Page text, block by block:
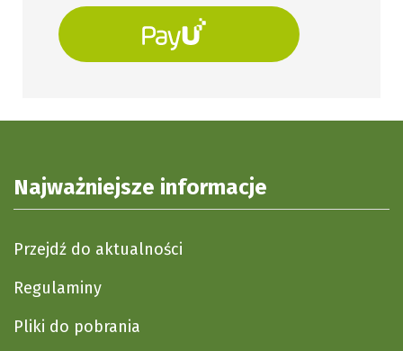
Najważniejsze informacje
Przejdź do aktualności
Regulaminy
Pliki do pobrania